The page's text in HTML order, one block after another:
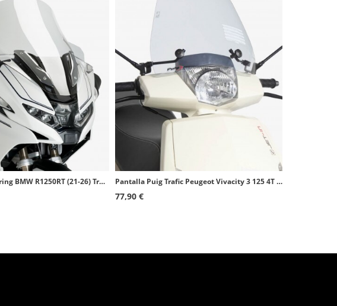
Cúpula Puig Touring BMW R1250RT (21-26) Transparente 20774W Pantalla Puig Trafic Peugeot Vivacity 3 125 4T AC E3 (11-17), 50 2T/4T E2 (08-17) Transparente 5628W
77,90 €